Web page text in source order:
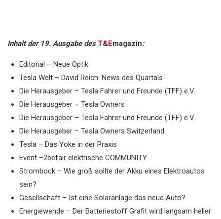
Inhalt der 19. Ausgabe des T&Emagazin:
Editorial – Neue Optik
Tesla Welt – David Reich: News des Quartals
Die Herausgeber – Tesla Fahrer und Freunde (TFF) e.V.
Die Herausgeber – Tesla Owners
Die Herausgeber – Tesla Fahrer und Freunde (TFF) e.V.
Die Herausgeber – Tesla Owners Switzerland
Tesla – Das Yoke in der Praxis
Event –2befair elektrische COMMUNITY
Strombock – Wie groß sollte der Akku eines Elektroautos
sein?
Gesellschaft – Ist eine Solaranlage das neue Auto?
Energiewende – Der Batteriestoff Grafit wird langsam heller